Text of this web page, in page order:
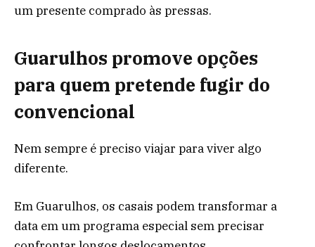
um presente comprado às pressas.
Guarulhos promove opções
para quem pretende fugir do
convencional
Nem sempre é preciso viajar para viver algo
diferente.
Em Guarulhos, os casais podem transformar a
data em um programa especial sem precisar